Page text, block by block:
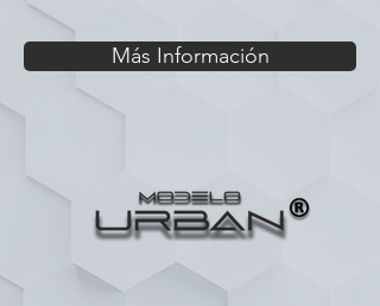
Más Información